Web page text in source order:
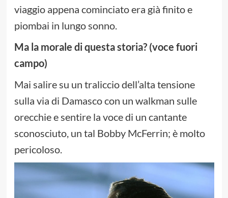
viaggio appena cominciato era già finito e
piombai in lungo sonno.
Ma la morale di questa storia? (voce fuori
campo)
Mai salire su un traliccio dell’alta tensione
sulla via di Damasco con un walkman sulle
orecchie e sentire la voce di un cantante
sconosciuto, un tal Bobby McFerrin; è molto
pericoloso.